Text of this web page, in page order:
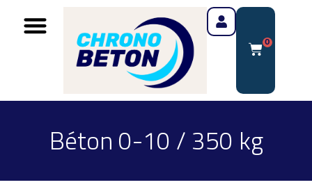
0
Béton 0-10 / 350 kg